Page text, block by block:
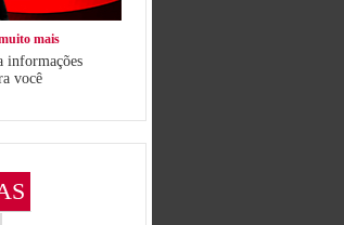
mais
informações
você